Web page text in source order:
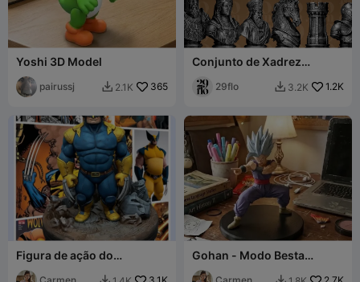
Yoshi 3D Model
pairussj  2.1K 365
Conjunto de Xadrez
29flo  3.2K 1.2K
Figura de ação do
Wolverine
Gohan - Modo Besta
(Dragon Ball Z)